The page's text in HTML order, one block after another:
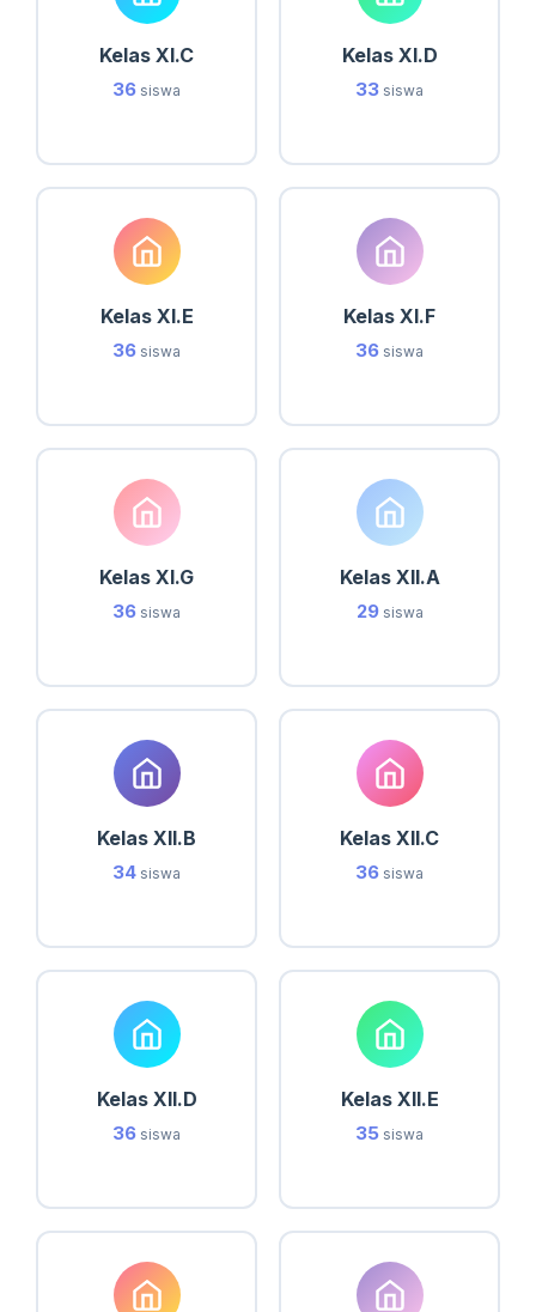
Kelas XI.C
36 siswa
Kelas XI.D
33 siswa
Kelas XI.E
36 siswa
Kelas XI.F
36 siswa
Kelas XI.G
36 siswa
Kelas XII.A
29siswa
Kelas XII.B
34 siswa
Kelas XII.C
36 siswa
Kelas XII.D
36 siswa
Kelas XII.E
35 siswa